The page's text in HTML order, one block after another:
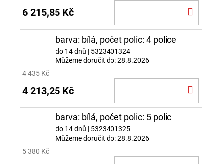
6 215,85 Kč
barva: bílá, počet polic: 4 police
do 14 dnů | 5323401324
Můžeme doručit do:28.8.2026
4 435 Kč
4 213,25 Kč
barva: bílá, počet polic: 5 polic
do 14 dnů | 5323401325
Můžeme doručit do:28.8.2026
5 380 Kč